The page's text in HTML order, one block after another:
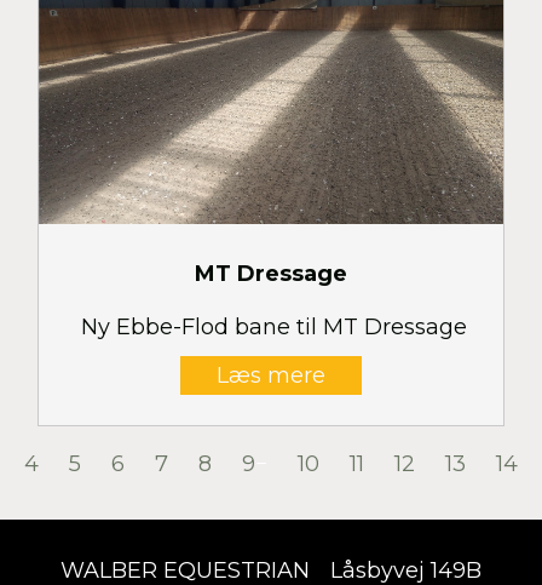
MT Dressage
Ny Ebbe-Flod bane til MT Dressage
Læs mere
4 5 6 7 8 9 10 11 12 13 14
WALBER EQUESTRIAN
Låsbyvej 149B